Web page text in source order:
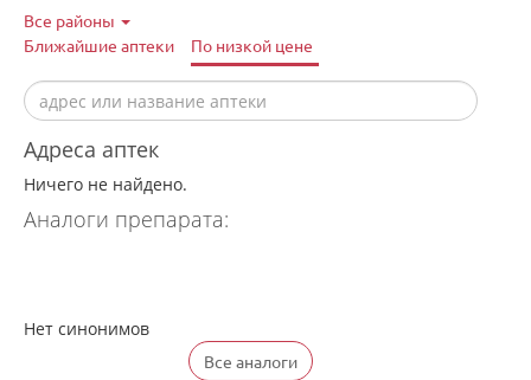
Все районы
Ближайшие аптеки
По низкой цене
Адреса аптек
Ничего не найдено.
Аналоги препарата:
Нет синонимов
Все аналоги